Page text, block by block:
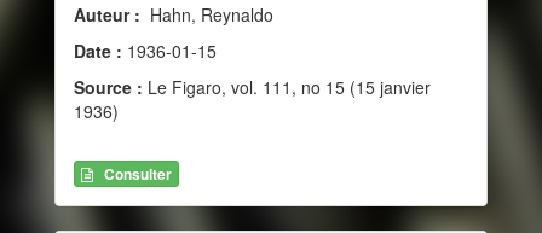
Auteur : Hahn, Reynaldo
Date : 1936-01-15
Source : Le Figaro, vol. 111, no 15 (15 janvier
1936)
Consulter